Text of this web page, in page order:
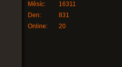
Online: 20
Měsíc:
16311
Den:
831